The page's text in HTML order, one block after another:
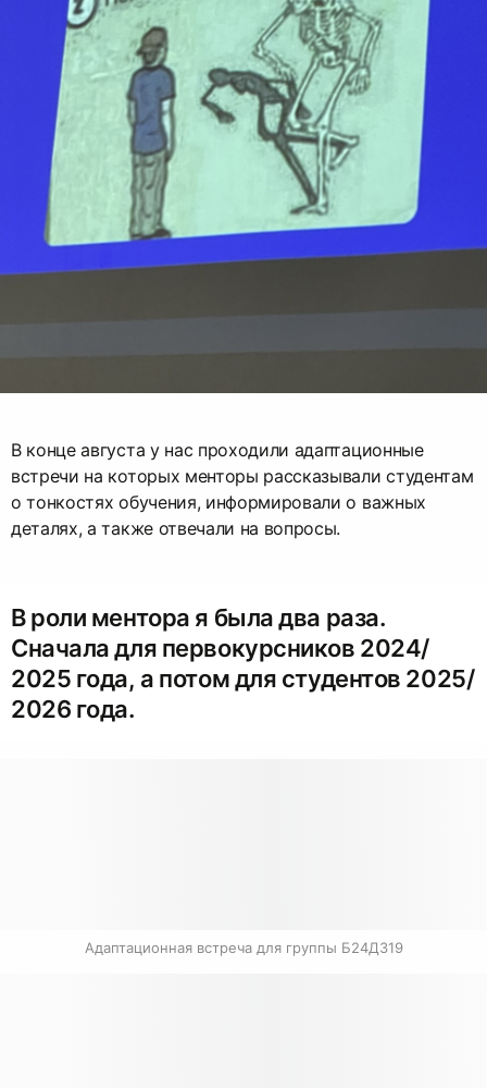
В конце августа у нас проходили адаптационные
встречи на которых менторы рассказывали студентам
о тонкостях обучения, информировали о важных
деталях, а также отвечали на вопросы.
В роли ментора я была два раза.
Сначала для первокурсников 2024/
2025 года, а потом для студентов 2025/
2026 года.
Адаптационная встреча для группы Б24ДЗ19